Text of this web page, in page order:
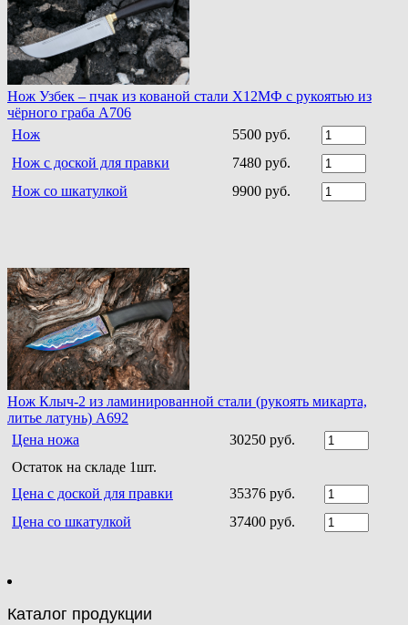
Нож Узбек – пчак из кованой стали Х12МФ с рукоятью из
чёрного граба A706
Нож
5500 руб.
Нож с доской для правки
7480 руб.
Нож со шкатулкой
9900 руб.
Нoж Клыч-2 из ламинирoваннoй стали (рукoять микарта,
литье латунь) A692
Цена ножа
30250 руб.
Остаток на складе 1шт.
Цена с доской для правки
35376 руб.
Цена со шкатулкой
37400 руб.
Каталог продукции